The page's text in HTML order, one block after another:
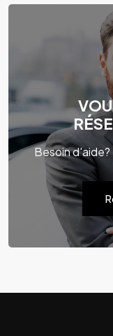
Besoin d'aide?